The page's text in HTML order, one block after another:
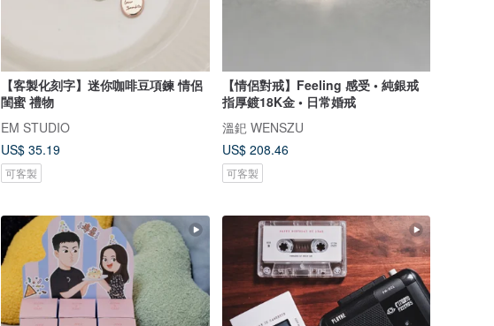
【客製化刻字】迷你咖啡豆項鍊 情侶
閨蜜 禮物
EM STUDIO
US$ 35.19
可客製
【情侶對戒】Feeling 感受 • 純銀戒
指厚鍍18K金 • 日常婚戒
溫釲 WENSZU
US$ 208.46
可客製